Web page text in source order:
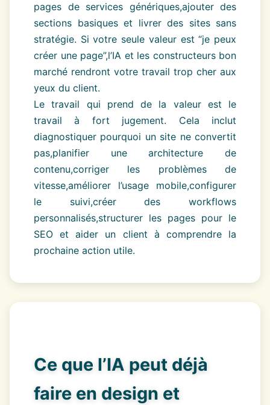
pages de services génériques,ajouter des
sections basiques et livrer des sites sans
stratégie. Si votre seule valeur est “je peux
créer une page”,l’IA et les constructeurs bon
marché rendront votre travail trop cher aux
yeux du client.
Le travail qui prend de la valeur est le
travail à fort jugement. Cela inclut
diagnostiquer pourquoi un site ne convertit
pas,planifier une architecture de
contenu,corriger les problèmes de
vitesse,améliorer l’usage mobile,configurer
le suivi,créer des workflows
personnalisés,structurer les pages pour le
SEO et aider un client à comprendre la
prochaine action utile.
Ce que l’IA peut déjà
faire en design et